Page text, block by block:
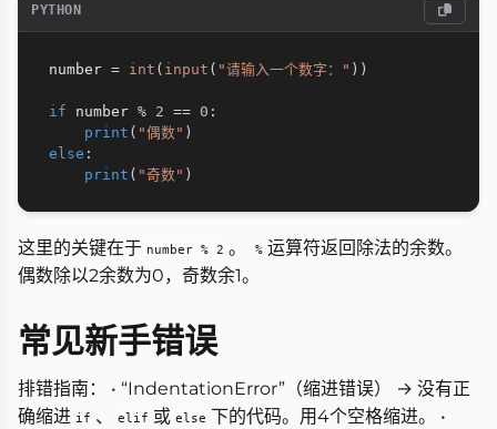
PYTHON
number = int ( input ( "请输入一个数字：" ) )
if number % 2 == 0 :
print ( "偶数" )
else :
print ( "奇数" )
这里的关键在于 number % 2 。 % 运算符返回除法的余数。
偶数除以2余数为0，奇数余1。
常见新手错误
排错指南： • “IndentationError”（缩进错误） → 没有正
确缩进 if 、 elif 或 else 下的代码。用4个空格缩进。 •